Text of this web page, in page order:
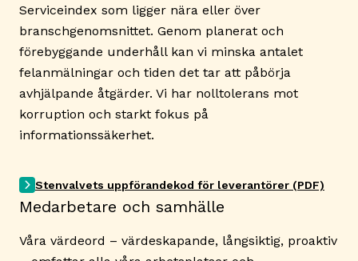
Serviceindex som ligger nära eller över
branschgenomsnittet. Genom planerat och
förebyggande underhåll kan vi minska antalet
felanmälningar och tiden det tar att påbörja
avhjälpande åtgärder. Vi har nolltolerans mot
korruption och starkt fokus på
informationssäkerhet.
Stenvalvets uppförandekod för leverantörer (PDF)
Medarbetare och samhälle
Våra värdeord – värdeskapande, långsiktig, proaktiv